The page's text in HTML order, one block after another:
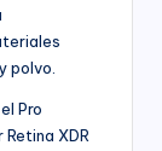
polvo.
Pro
Retina XDR